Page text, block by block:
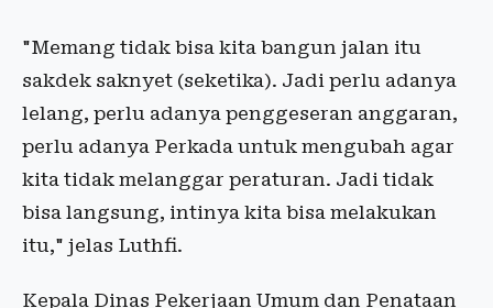
"Memang tidak bisa kita bangun jalan itu
sakdek saknyet (seketika). Jadi perlu adanya
lelang, perlu adanya penggeseran anggaran,
perlu adanya Perkada untuk mengubah agar
kita tidak melanggar peraturan. Jadi tidak
bisa langsung, intinya kita bisa melakukan
itu," jelas Luthfi.
Kepala Dinas Pekerjaan Umum dan Penataan